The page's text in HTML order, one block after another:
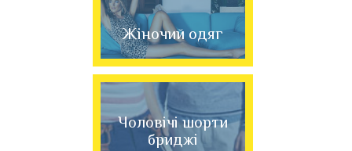
Жіночий одяг
Чоловічі шорти
бриджі